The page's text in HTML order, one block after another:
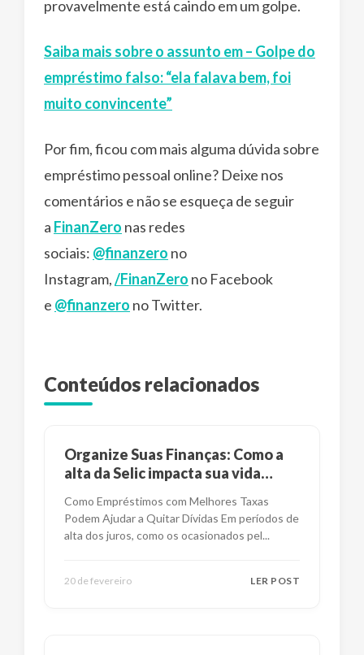
provavelmente está caindo em um golpe.
Saiba mais sobre o assunto em – Golpe do
empréstimo falso: “ela falava bem, foi
muito convincente”
Por fim, ficou com mais alguma dúvida sobre
empréstimo pessoal online? Deixe nos
comentários e não se esqueça de seguir
a FinanZero nas redes
sociais: @finanzero no
Instagram,/FinanZero no Facebook
e @finanzero no Twitter.
Conteúdos relacionados
Organize Suas Finanças: Como a
alta da Selic impacta sua vida
Como Empréstimos com Melhores Taxas
Podem Ajudar a Quitar Dívidas Em períodos de
alta dos juros, como os ocasionados pel...
20 de fevereiro LER POST